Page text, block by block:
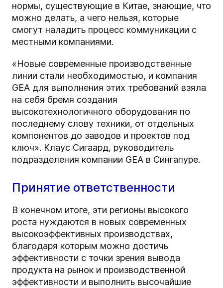
нормы, существующие в Китае, знающие, что
можно делать, а чего нельзя, которые
смогут наладить процесс коммуникации с
местными компаниями.
«Новые современные производственные
линии стали необходимостью, и компания
GEA для выполнения этих требований взяла
на себя бремя создания
высокотехнологичного оборудования по
последнему слову техники, от отдельных
компонентов до заводов и проектов под
ключ». Клаус Сигаард, руководитель
подразделения компании GEA в Сингапуре.
Принятие ответственности
В конечном итоге, эти регионы высокого
роста нуждаются в новых современных
высокоэффективных производствах,
благодаря которым можно достичь
эффективности с точки зрения вывода
продукта на рынок и производственной
эффективности и выполнить высочайшие